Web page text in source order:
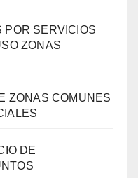
POR SERVICIOS
ZONAS
ZONAS COMUNES
DE